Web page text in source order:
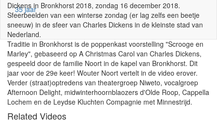
35 jaar
Dickens in Bronkhorst 2018, zondag 16 december 2018.
Sfeerbeelden van een winterse zondag (er lag zelfs een beetje
sneeuw) in de sfeer van Charles Dickens in de kleinste stad van
Nederland.
Traditie in Bronkhorst is de poppenkast voorstelling "Scrooge en
Marley", gebaseerd op A Christmas Carol van Charles Dickens,
gespeeld door de familie Noort in de kapel van Bronkhorst. Dit
jaar voor de 29e keer! Wouter Noort vertelt in de video erover.
Verder (straat)optredens van theatergroep Niweto, vocalgroep
Afternoon Delight, midwinterhoornblaozers d'Olde Roop, Cappella
Lochem en de Leydse Kluchten Compagnie met Minnestrijd.
Related Videos